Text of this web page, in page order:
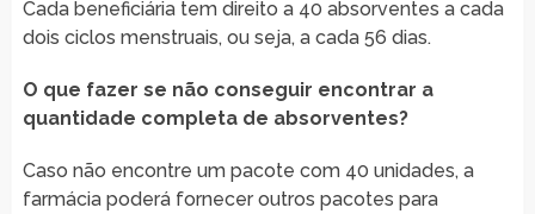
Cada beneficiária tem direito a 40 absorventes a cada
dois ciclos menstruais, ou seja, a cada 56 dias.
O que fazer se não conseguir encontrar a
quantidade completa de absorventes?
Caso não encontre um pacote com 40 unidades, a
farmácia poderá fornecer outros pacotes para